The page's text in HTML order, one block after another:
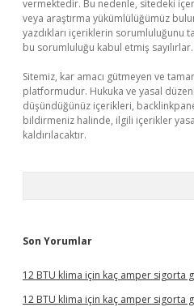
vermektedir. Bu nedenle, sitedeki
veya araştırma yükümlülüğümüz
yazdıkları içeriklerin sorumluluğunu
bu sorumluluğu kabul etmiş sayılırlar.
Sitemiz, kar amacı gütmeyen ve
platformudur. Hukuka ve yasal
düşündüğünüz içerikleri,
bildirmeniz halinde, ilgili içerikler
kaldırılacaktır.
Son Yorumlar
12 BTU klima için kaç amper sigorta
12 BTU klima için kaç amper sigorta